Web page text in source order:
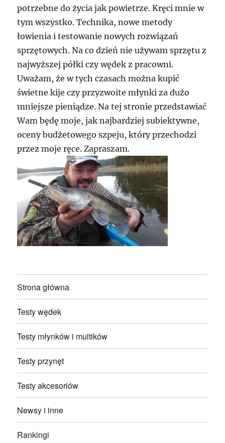
potrzebne do życia jak powietrze. Kręci mnie w
tym wszystko. Technika, nowe metody
łowienia i testowanie nowych rozwiązań
sprzętowych. Na co dzień nie używam sprzętu z
najwyższej półki czy wędek z pracowni.
Uważam, że w tych czasach można kupić
świetne kije czy przyzwoite młynki za dużo
mniejsze pieniądze. Na tej stronie przedstawiać
Wam będę moje, jak najbardziej subiektywne,
oceny budżetowego szpeju, który przechodzi
przez moje ręce. Zapraszam.
Strona główna
Testy wędek
Testy młynków i multików
Testy przynęt
Testy akcesoriów
Newsy i inne
Rankingi